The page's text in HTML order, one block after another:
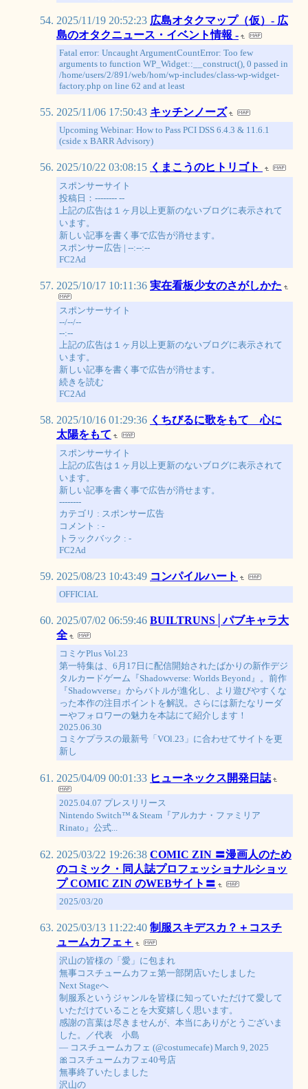
2025/11/19 20:52:23 広島オタクマップ（仮）- 広
島のオタクニュース・イベント情報 -
Fatal error: Uncaught ArgumentCountError: Too few
arguments to function WP_Widget::__construct(), 0 passed in
/home/users/2/891/web/hom/wp-includes/class-wp-widget-
factory.php on line 62 and at least
2025/11/06 17:50:43 キッチンノーズ
Upcoming Webinar: How to Pass PCI DSS 6.4.3 & 11.6.1
(cside x BARR Advisory)
2025/10/22 03:08:15 くまこうのヒトリゴト
スポンサーサイト
投稿日：-------- --
上記の広告は１ヶ月以上更新のないブログに表示されて
います。
新しい記事を書く事で広告が消せます。
スポンサー広告 | --:--:--
FC2Ad
2025/10/17 10:11:36 実在看板少女のさがしかた
スポンサーサイト
--/--/--
--:--
上記の広告は１ヶ月以上更新のないブログに表示されて
います。
新しい記事を書く事で広告が消せます。
続きを読む
FC2Ad
2025/10/16 01:29:36 くちびるに歌をもて 心に
太陽をもて
スポンサーサイト
上記の広告は１ヶ月以上更新のないブログに表示されて
います。
新しい記事を書く事で広告が消せます。
--------
カテゴリ : スポンサー広告
コメント : -
トラックバック : -
FC2Ad
2025/08/23 10:43:49 コンパイルハート
OFFICIAL
2025/07/02 06:59:46 BUILTRUNS│パブキャラ大
全
コミケPlus Vol.23
第一特集は、6月17日に配信開始されたばかりの新作デジ
タルカードゲーム『Shadowverse: Worlds Beyond』。前作
『Shadowverse』からバトルが進化し、より遊びやすくな
った本作の注目ポイントを解説。さらには新たなリーダ
ーやフォロワーの魅力を本誌にて紹介します！
2025.06.30
コミケプラスの最新号「VOl.23」に合わせてサイトを更
新し
2025/04/09 00:01:33 ヒューネックス開発日誌
2025.04.07 プレスリリース
Nintendo Switch™＆Steam『アルカナ・ファミリア
Rinato』公式...
2025/03/22 19:26:38 COMIC ZIN 〓漫画人のため
のコミック・同人誌プロフェッショナルショッ
プ COMIC ZIN のWEBサイト〓
2025/03/20
2025/03/13 11:22:40 制服スキデスカ？＋コスチ
ュームカフェ＋
沢山の皆様の「愛」に包まれ
無事コスチュームカフェ第一部閉店いたしました
Next Stageへ
制服系というジャンルを皆様に知っていただけて愛して
いただけていることを大変嬉しく思います。
感謝の言葉は尽きませんが、本当にありがとうございま
した。／代表 小島
— コスチュームカフェ (@costumecafe) March 9, 2025
🎀コスチュームカフェ40号店
無事終了いたしました
沢山の